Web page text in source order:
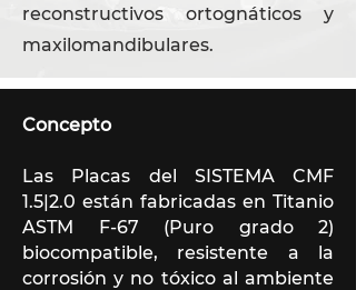
reconstructivos ortognáticos y
maxilomandibulares.
Concepto
Las Placas del SISTEMA CMF
1.5|2.0 están fabricadas en Titanio
ASTM F-67 (Puro grado 2)
biocompatible, resistente a la
corrosión y no tóxico al ambiente